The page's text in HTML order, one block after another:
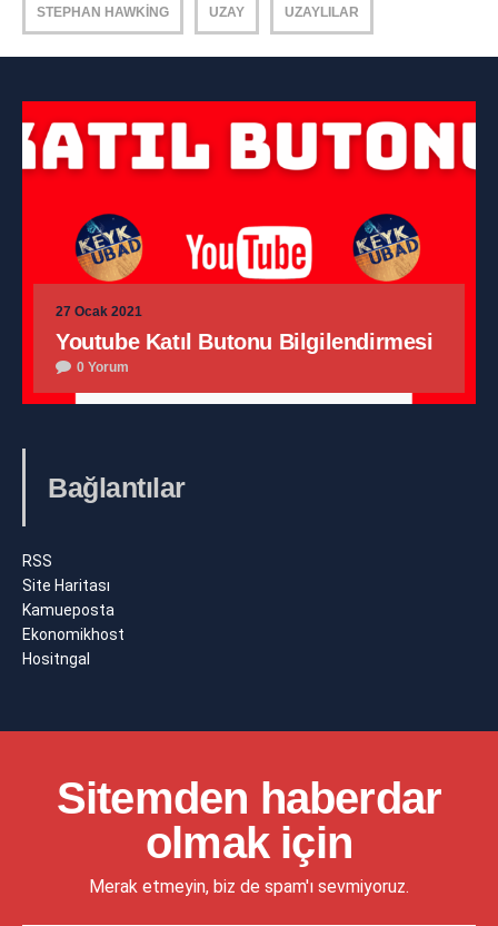
STEPHAN HAWKING UZAY UZAYLILAR
27 Ocak 2021
Youtube Katıl Butonu Bilgilendirmesi
0 Yorum
Bağlantılar
RSS
Site Haritası
Kamueposta
Ekonomikhost
Hositngal
Sitemden haberdar
olmak için
Merak etmeyin, biz de spam'ı sevmiyoruz.